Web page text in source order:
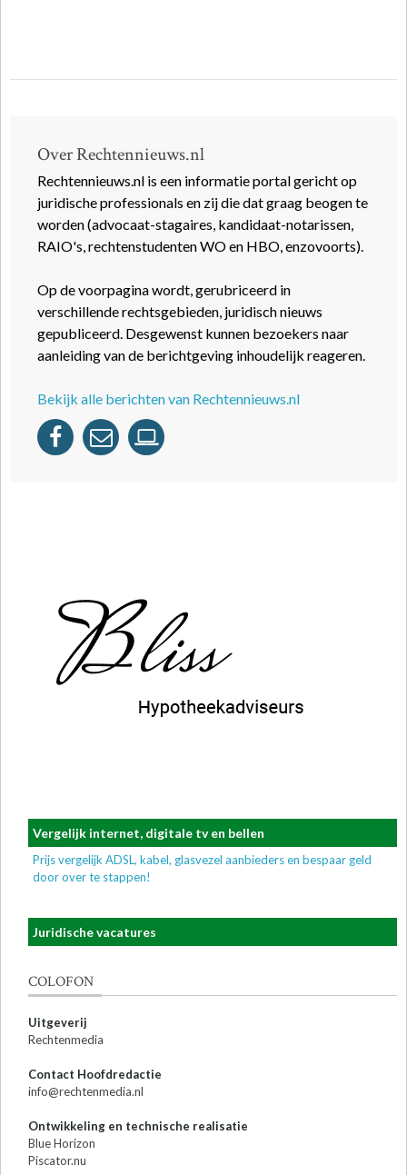
Over Rechtennieuws.nl
Rechtennieuws.nl is een informatie portal gericht op
juridische professionals en zij die dat graag beogen te
worden (advocaat-stagaires, kandidaat-notarissen,
RAIO's, rechtenstudenten WO en HBO, enzovoorts).
Op de voorpagina wordt, gerubriceerd in
verschillende rechtsgebieden, juridisch nieuws
gepubliceerd. Desgewenst kunnen bezoekers naar
aanleiding van de berichtgeving inhoudelijk reageren.
Bekijk alle berichten van Rechtennieuws.nl
Vergelijk internet, digitale tv en bellen
Prijs vergelijk ADSL, kabel, glasvezel aanbieders en bespaar geld
door over te stappen!
Juridische vacatures
COLOFON
Uitgeverij
Rechtenmedia
Contact Hoofdredactie
info@rechtenmedia.nl
Ontwikkeling en technische realisatie
Blue Horizon
Piscator.nu